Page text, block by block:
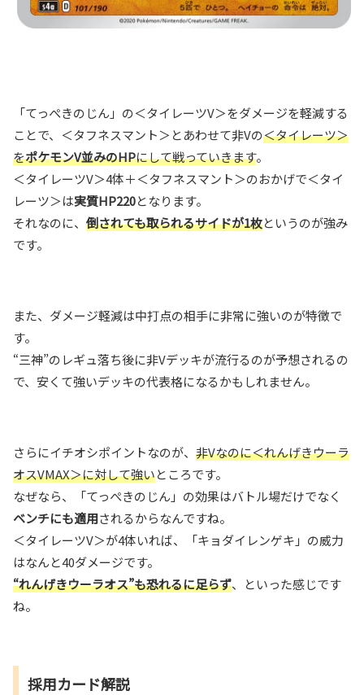
「てっぺきのじん」の＜タイレーツV＞をダメージを軽減する
ことで、＜タフネスマント＞とあわせて非Vの＜タイレーツ＞
をポケモンV並みのHPにして戦っていきます。
＜タイレーツV＞4体＋＜タフネスマント＞のおかげで＜タイ
レーツ＞は実質HP220となります。
それなのに、 倒されても取られるサイドが1枚というのが強み
です。
また、ダメージ軽減は中打点の相手に非常に強いのが特徴で
す。
“三神”のレギュ落ち後に非Vデッキが流行るのが予想されるの
で、安くて強いデッキの代表格になるかもしれません。
さらにイチオシポイントなのが、 非Vなのに＜れんげきウーラ
オスVMAX＞に対して強いところです。
なぜなら、「てっぺきのじん」の効果はバトル場だけでなく
ベンチにも適用されるからなんですね。
＜タイレーツV＞が4体いれば、「キョダイレンゲキ」の威力
はなんと40ダメージです。
“れんげきウーラオス”も恐れるに足らず、といった感じです
ね。
採用カード解説